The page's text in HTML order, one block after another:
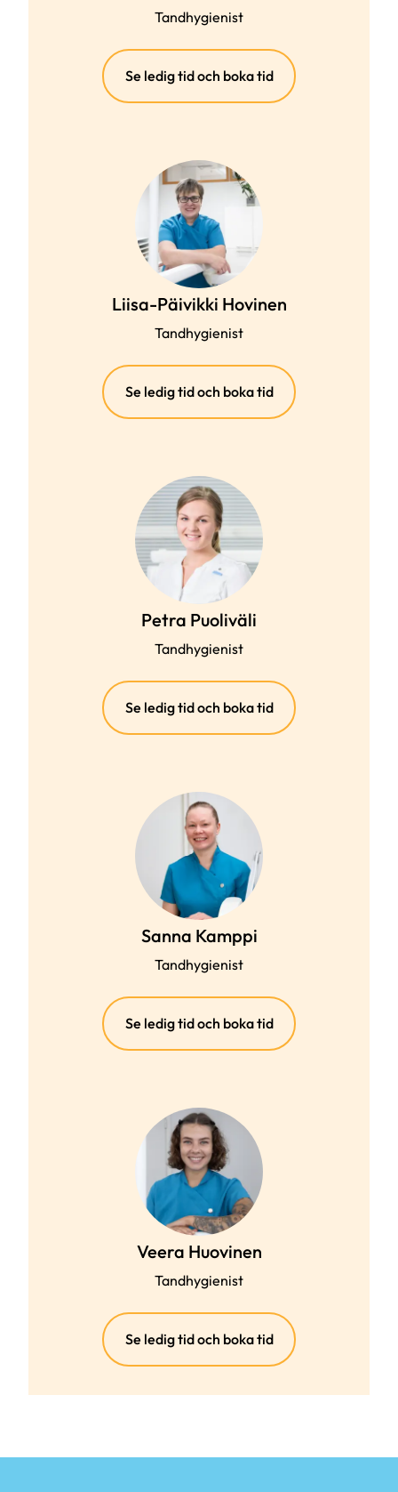
Tandhygienist
Se ledig tid och boka tid(extern
länk)
Liisa-Päivikki Hovinen
Tandhygienist
Se ledig tid och boka tid(extern
länk)
Petra Puoliväli
Tandhygienist
Se ledig tid och boka tid(extern
länk)
Sanna Kamppi
Tandhygienist
Se ledig tid och boka tid(extern
länk)
Veera Huovinen
Tandhygienist
Se ledig tid och boka tid(extern
länk)